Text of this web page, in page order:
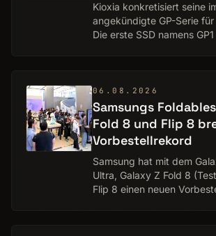
Kioxia konkretisiert seine
angekündigte GP-Serie
Die erste SSD namens
06.08.2026
Samsungs
Fold 8 und Flip 8
Vorbestellrekord
Samsung hat mit dem
Ultra, Galaxy Z Fold 8
Flip 8 einen neuen